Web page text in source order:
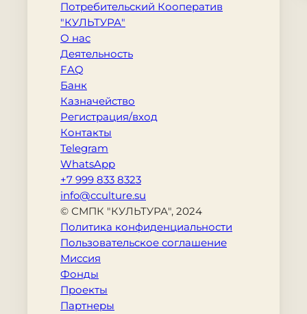
Потребительский Кооператив
"КУЛЬТУРА"
О нас
Деятельность
FAQ
Банк
Казначейство
Регистрация/вход
Контакты
Telegram
WhatsApp
+7 999 833 8323
info@cculture.su
© СМПК "КУЛЬТУРА", 2024
Политика конфиденциальности
Пользовательское соглашение
Миссия
Фонды
Проекты
Партнеры